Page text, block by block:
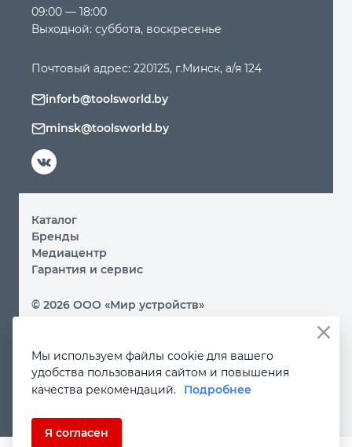
09:00 — 18:00
Выходной: суббота, воскресенье
Почтовый адрес: 220125, г.Минск, а/я 124
inforb@toolsworld.by
minsk@toolsworld.by
Каталог
Бренды
Медиацентр
Гарантия и сервис
© 2026 ООО «Мир устройств»
каждый раз, когда посещаете наш сайт и оставляете свои
данные в любой форме на сайте by.toolsworld.com
Если Вы не даете согласия на обработку своих
персональных данных, Вам необходимо покинуть наш
Мы используем файлы cookie для вашего
удобства пользования сайтом и повышения
качества рекомендаций.
Подробнее
Я согласен